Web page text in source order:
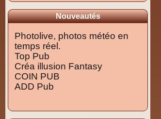
Nouveautés
Photolive, photos météo en
temps réel.
Top Pub
Créa illusion Fantasy
COIN PUB
ADD Pub